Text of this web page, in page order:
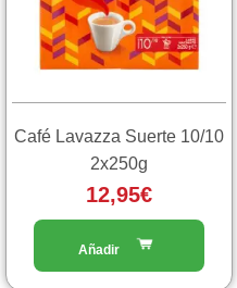
Café Lavazza Suerte 10/10
2x250g
12,95€